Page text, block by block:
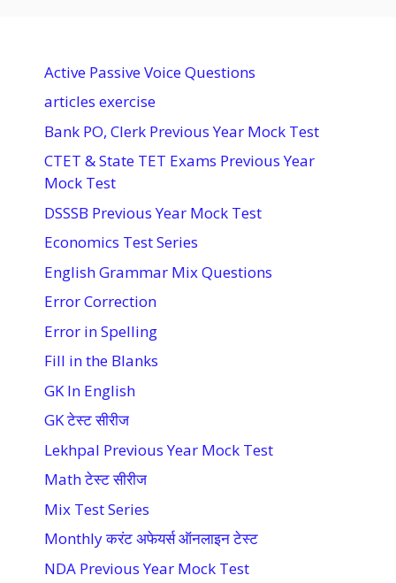
Active Passive Voice Questions
articles exercise
Bank PO, Clerk Previous Year Mock Test
CTET & State TET Exams Previous Year
Mock Test
DSSSB Previous Year Mock Test
Economics Test Series
English Grammar Mix Questions
Error Correction
Error in Spelling
Fill in the Blanks
GK In English
GK टेस्ट सीरीज
Lekhpal Previous Year Mock Test
Math टेस्ट सीरीज
Mix Test Series
Monthly करंट अफेयर्स ऑनलाइन टेस्ट
NDA Previous Year Mock Test